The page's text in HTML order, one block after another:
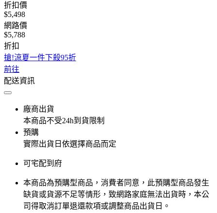
折扣價
$5,498
網路價
$5,788
折扣
搶!涼夏一件下殺95折
前往
配送資訊
廠商出貨
本商品不受24h到貨限制
預購
實際出貨日依選擇商品而定
可宅配到府
本商品為預購型商品，消費者同意，此預購型商品發生
缺貨或貨源不足等情形，​致網路家庭無法出貨時，本公
司得取消訂單退還款項或調整商品出貨日。